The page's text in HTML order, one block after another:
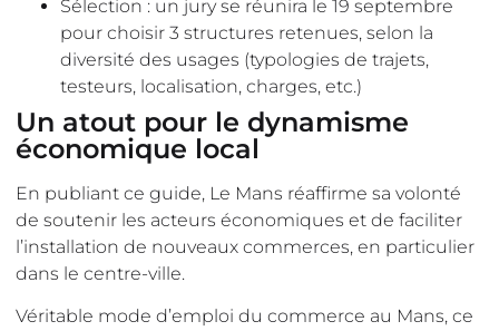
Sélection : un jury se réunira le 19 septembre
pour choisir 3 structures retenues, selon la
diversité des usages (typologies de trajets,
testeurs, localisation, charges, etc.)
Un atout pour le dynamisme
économique local
En publiant ce guide, Le Mans réaffirme sa volonté
de soutenir les acteurs économiques et de faciliter
l’installation de nouveaux commerces, en particulier
dans le centre-ville.
Véritable mode d’emploi du commerce au Mans, ce